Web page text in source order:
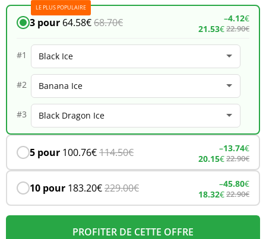
Alien
10K
Ice
LE PLUS POPULAIRE
3 pour 64.58€68.70€ –4.12€
21.53€22.90€
#1
#2
#3
5 pour 100.76€114.50€ –13.74€
20.15€22.90€
10 pour 183.20€229.00€ –45.80€
18.32€22.90€
PROFITER DE CETTE OFFRE